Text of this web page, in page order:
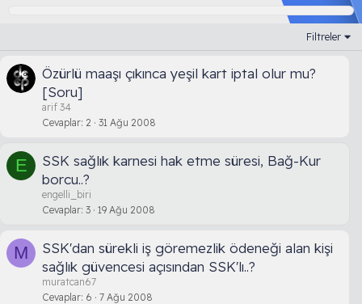
Filtreler
Özürlü maaşı çıkınca yeşil kart iptal olur mu?
[Soru]
arif 34
Cevaplar 2 31 Ağu 2008
E
SSK sağlık karnesi hak etme süresi, Bağ-Kur
borcu..?
engelli_biri
Cevaplar 3 19 Ağu 2008
M
SSK'dan sürekli iş göremezlik ödeneği alan kişi
sağlık güvencesi açısından SSK'lı..?
muratcan67
Cevaplar 6 7 Ağu 2008